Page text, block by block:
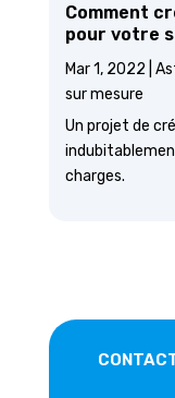
Comment
pour votre
Mar 1, 2022
sur mesure
Un projet de
charges.